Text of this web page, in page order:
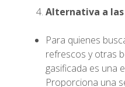
Alternativa a las
Para quienes
refrescos y otras
gasificada es una
Proporciona una